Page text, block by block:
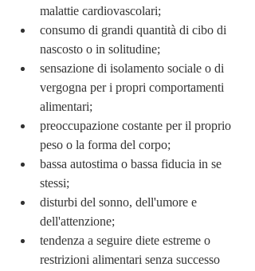
malattie cardiovascolari;
consumo di grandi quantità di cibo di
nascosto o in solitudine;
sensazione di isolamento sociale o di
vergogna per i propri comportamenti
alimentari;
preoccupazione costante per il proprio
peso o la forma del corpo;
bassa autostima o bassa fiducia in se
stessi;
disturbi del sonno, dell'umore e
dell'attenzione;
tendenza a seguire diete estreme o
restrizioni alimentari senza successo